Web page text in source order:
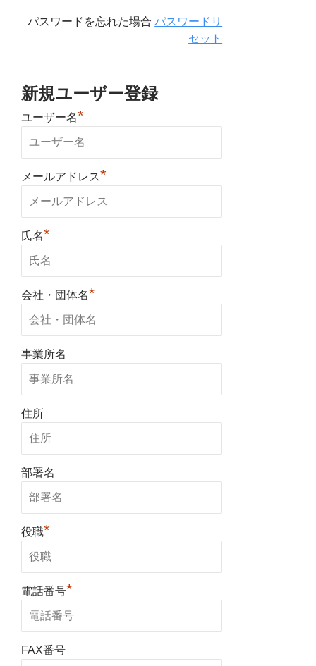
パスワードを忘れた場合パスワードリ
セット
新規ユーザー登録
ユーザー名*
メールアドレス*
氏名*
会社・団体名*
事業所名
住所
部署名
役職*
電話番号*
FAX番号